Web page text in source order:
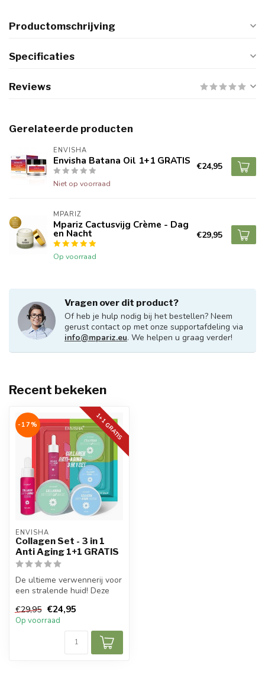
Productomschrijving
Specificaties
Reviews
Gerelateerde producten
ENVISHA
Envisha Batana Oil 1+1 GRATIS
Niet op voorraad
€24,95
MPARIZ
Mpariz Cactusvijg Crème - Dag
en Nacht
Op voorraad
€29,95
Vragen over dit product?
Of heb je hulp nodig bij het bestellen? Neem
gerust contact op met onze supportafdeling via
info@mpariz.eu. We helpen u graag verder!
Recent bekeken
1+1 GRATIS
-17%
ENVISHA
Collagen Set - 3 in 1
Anti Aging 1+1 GRATIS
De ultieme verwennerij voor
een stralende huid! Deze
Collagen S...
€29,95 €24,95
Op voorraad